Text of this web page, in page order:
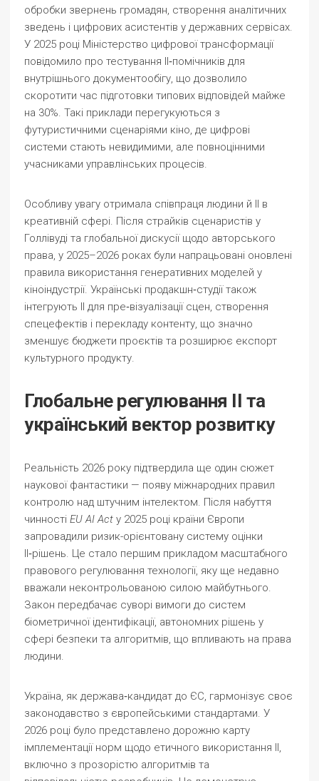
обробки звернень громадян, створення аналітичних
зведень і цифрових асистентів у державних сервісах.
У 2025 році Міністерство цифрової трансформації
повідомило про тестування ІІ‑помічників для
внутрішнього документообігу, що дозволило
скоротити час підготовки типових відповідей майже
на 30%. Такі приклади перегукуються з
футуристичними сценаріями кіно, де цифрові
системи стають невидимими, але повноцінними
учасниками управлінських процесів.
Особливу увагу отримала співпраця людини й ІІ в
креативній сфері. Після страйків сценаристів у
Голлівуді та глобальної дискусії щодо авторського
права, у 2025–2026 роках були напрацьовані оновлені
правила використання генеративних моделей у
кіноіндустрії. Українські продакшн‑студії також
інтегрують ІІ для пре‑візуалізації сцен, створення
спецефектів і перекладу контенту, що значно
зменшує бюджети проєктів та розширює експорт
культурного продукту.
Глобальне регулювання ІІ та
український вектор розвитку
Реальність 2026 року підтвердила ще один сюжет
наукової фантастики — появу міжнародних правил
контролю над штучним інтелектом. Після набуття
чинності EU AI Act у 2025 році країни Європи
запровадили ризик-орієнтовану систему оцінки
ІІ‑рішень. Це стало першим прикладом масштабного
правового регулювання технології, яку ще недавно
вважали неконтрольованою силою майбутнього.
Закон передбачає суворі вимоги до систем
біометричної ідентифікації, автономних рішень у
сфері безпеки та алгоритмів, що впливають на права
людини.
Україна, як держава‑кандидат до ЄС, гармонізує своє
законодавство з європейськими стандартами. У
2026 році було представлено дорожню карту
імплементації норм щодо етичного використання ІІ,
включно з прозорістю алгоритмів та